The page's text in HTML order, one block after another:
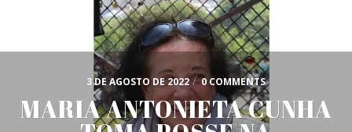
3 DE AGOSTO DE 2022 / 0 COMMENTS
MARIA ANTONIETA CUNHA